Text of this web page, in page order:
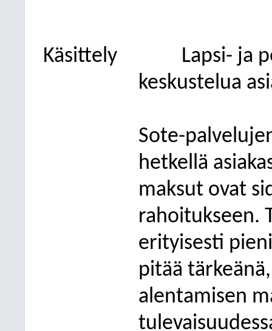
Käsittely
Lapsi- ja
keskustelua
Sote-
hetkellä
maksut ovat
rahoitukseen.
erityisesti
pitää
alentamisen